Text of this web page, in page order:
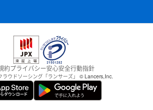
約プライバシー安心安全行動指針
ラウドソーシング「ランサーズ」 © Lancers,Inc.